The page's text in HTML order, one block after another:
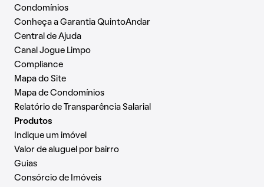
Condomínios
Conheça a Garantia QuintoAndar
Central de Ajuda
Canal Jogue Limpo
Compliance
Mapa do Site
Mapa de Condomínios
Relatório de Transparência Salarial
Produtos
Indique um imóvel
Valor de aluguel por bairro
Guias
Consórcio de Imóveis